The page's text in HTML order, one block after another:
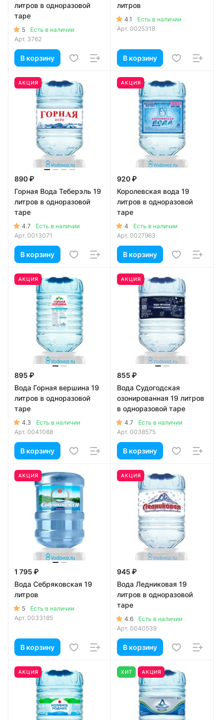
литров в одноразовой
таре
5
Есть в наличии
Арт. 3762
В корзину
литров
4.1
Есть в наличии
Арт. 0025318
В корзину
АКЦИЯ
890 ₽
Горная Вода Теберэль 19
литров в одноразовой
таре
4.7
Есть в наличии
Арт. 0013071
В корзину
АКЦИЯ
920 ₽
Королевская вода 19
литров в одноразовой
таре
4
Есть в наличии
Арт. 0027963
В корзину
АКЦИЯ
895 ₽
Вода Горная вершина 19
литров в одноразовой
таре
4.3
Есть в наличии
Арт. 0041088
В корзину
АКЦИЯ
855 ₽
Вода Судогодская
озонированная 19 литров
в одноразовой таре
4.7
Есть в наличии
Арт. 0038575
В корзину
АКЦИЯ
1 795 ₽
Вода Себряковская 19
литров
5
Есть в наличии
Арт. 0033185
В корзину
АКЦИЯ
945 ₽
Вода Ледниковая 19
литров в одноразовой
таре
4.6
Есть в наличии
Арт. 0040539
В корзину
АКЦИЯ ХИТ АКЦИЯ